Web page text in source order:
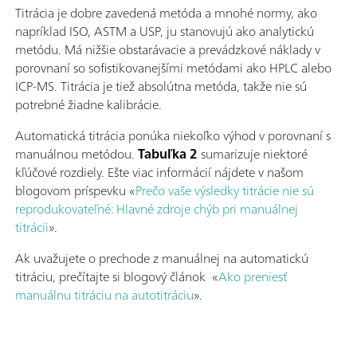
Titrácia je dobre zavedená metóda a mnohé normy, ako
napríklad ISO, ASTM a USP, ju stanovujú ako analytickú
metódu. Má nižšie obstarávacie a prevádzkové náklady v
porovnaní so sofistikovanejšími metódami ako HPLC alebo
ICP-MS. Titrácia je tiež absolútna metóda, takže nie sú
potrebné žiadne kalibrácie.
Automatická titrácia ponúka niekoľko výhod v porovnaní s
manuálnou metódou.Tabuľka 2sumarizuje niektoré
kľúčové rozdiely. Ešte viac informácií nájdete v našom
blogovom príspevku «Prečo vaše výsledky titrácie nie sú
reprodukovateľné: Hlavné zdroje chýb pri manuálnej
titrácii».
Ak uvažujete o prechode z manuálnej na automatickú
titráciu, prečítajte si blogový článok «Ako preniesť
manuálnu titráciu na autotitráciu».